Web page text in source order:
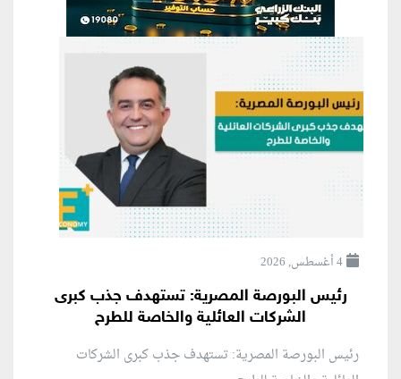
4 أغسطس, 2026
رئيس البورصة المصرية: تستهدف جذب كبرى
الشركات العائلية والخاصة للطرح
رئيس البورصة المصرية: تستهدف جذب كبرى الشركات